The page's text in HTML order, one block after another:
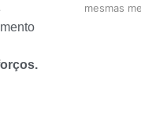
mesmas